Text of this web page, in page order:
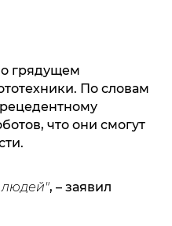
грядущем
По словам
что они смогут
людей", – заявил